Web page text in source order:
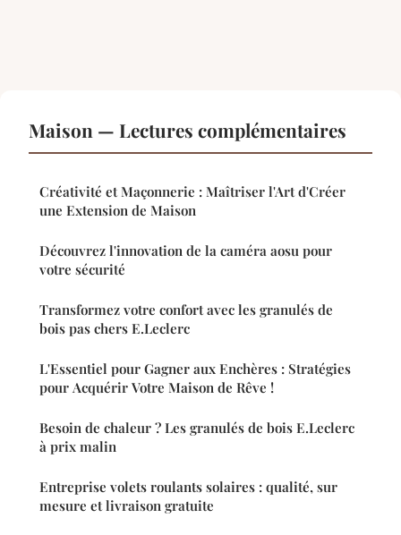
Maison — Lectures complémentaires
Créativité et Maçonnerie : Maîtriser l'Art d'Créer
une Extension de Maison
Découvrez l'innovation de la caméra aosu pour
votre sécurité
Transformez votre confort avec les granulés de
bois pas chers E.Leclerc
L'Essentiel pour Gagner aux Enchères : Stratégies
pour Acquérir Votre Maison de Rêve !
Besoin de chaleur ? Les granulés de bois E.Leclerc
à prix malin
Entreprise volets roulants solaires : qualité, sur
mesure et livraison gratuite